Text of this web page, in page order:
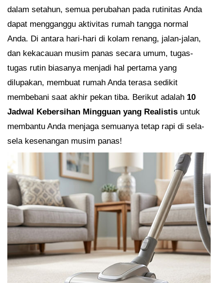
dalam setahun, semua perubahan pada rutinitas Anda
dapat mengganggu aktivitas rumah tangga normal
Anda. Di antara hari-hari di kolam renang, jalan-jalan,
dan kekacauan musim panas secara umum, tugas-
tugas rutin biasanya menjadi hal pertama yang
dilupakan, membuat rumah Anda terasa sedikit
membebani saat akhir pekan tiba. Berikut adalah 10
Jadwal Kebersihan Mingguan yang Realistis untuk
membantu Anda menjaga semuanya tetap rapi di sela-
sela kesenangan musim panas!